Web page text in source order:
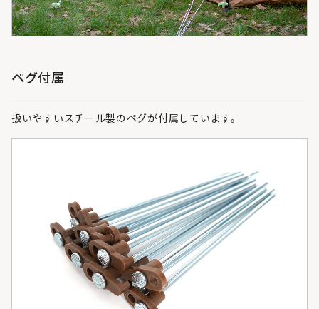
ペグ付属
扱いやすいスチール製のペグが付属しています。